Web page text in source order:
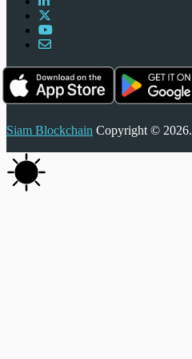
Siam Blockchain Copyright © 2026.